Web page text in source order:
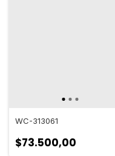
WC-313061
$73.500,00